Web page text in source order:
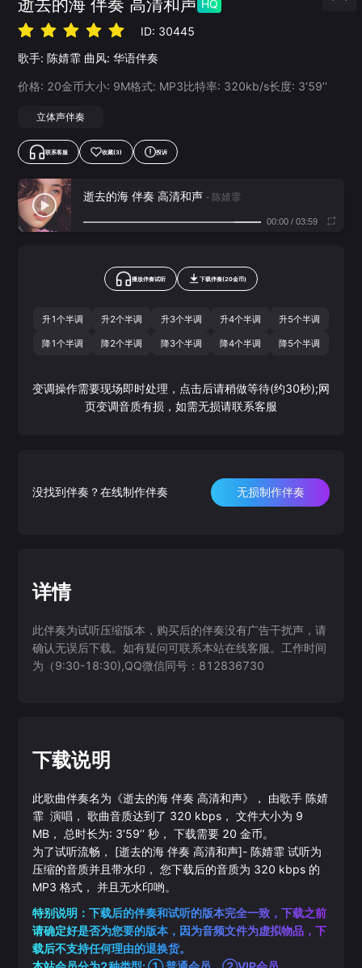
逝去的海 伴奏 高清和声 HQ
ID: 30445
歌手: 陈婧霏 曲风: 华语伴奏
价格: 20金币大小: 9M格式: MP3比特率: 320kb/s长度: 3‘59’‘
立体声伴奏
联系客服 收藏(3) 投诉
逝去的海 伴奏 高清和声 - 陈婧霏
00:00/ 03:59
播放伴奏试听 下载伴奏(20金币)
升1个半调 升2个半调 升3个半调 升4个半调 升5个半调
降1个半调 降2个半调 降3个半调 降4个半调 降5个半调
变调操作需要现场即时处理，点击后请稍做等待(约30秒);网
页变调音质有损，如需无损请联系客服
没找到伴奏？在线制作伴奏 无损制作伴奏
详情
此伴奏为试听压缩版本，购买后的伴奏没有广告干扰声，请
确认无误后下载。如有疑问可联系本站在线客服。工作时间
为（9:30-18:30),QQ微信同号：812836730
下载说明
此歌曲伴奏名为《逝去的海 伴奏 高清和声》， 由歌手 陈婧
霏 演唱， 歌曲音质达到了 320 kbps， 文件大小为 9
MB， 总时长为: 3‘59’‘秒， 下载需要 20 金币。
为了试听流畅， [逝去的海 伴奏 高清和声]- 陈婧霏 试听为
压缩的音质并且带水印， 您下载后的音质为 320 kbps 的
MP3 格式， 并且无水印哟。
特别说明：下载后的伴奏和试听的版本完全一致，下载之前
请确定好是否为您要的版本，因为音频文件为虚拟物品，下
载后不支持任何理由的退换货。